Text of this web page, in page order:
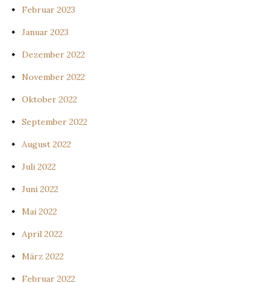
Februar 2023
Januar 2023
Dezember 2022
November 2022
Oktober 2022
September 2022
August 2022
Juli 2022
Juni 2022
Mai 2022
April 2022
März 2022
Februar 2022